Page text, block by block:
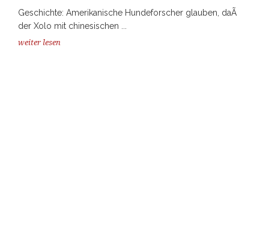
Geschichte: Amerikanische Hundeforscher glauben, daÃ
der Xolo mit chinesischen ...
weiter lesen